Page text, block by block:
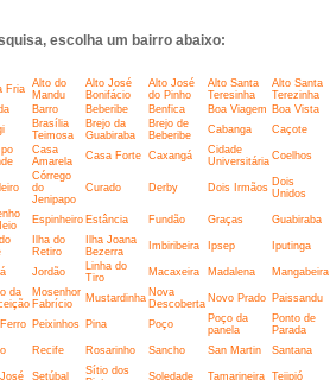
escolha um bairro abaixo:
Fria
Alto do
Mandu
Alto José
Bonifácio
Alto José
do Pinho
Alto Santa
Teresinha
Alto Santa
Terezinha
Barro Beberibe Benfica Boa Viagem Boa Vista
Brasília
Teimosa
Brejo da
Guabiraba
Brejo de
Beberibe
Cabanga Caçote
Casa
Amarela
Casa Forte Caxangá
Cidade
Universitária Coelhos
Córrego
do
Jenipapo
Curado Derby Dois Irmãos Dois
Unidos
Espinheiro Estância Fundão Graças Guabiraba
Ilha do
Retiro
Ilha Joana
Bezerra
Imbiribeira Ipsep Iputinga
Jordão
Linha do
Tiro
Macaxeira Madalena Mangabeira
da
Mosenhor
Fabrício
Mustardinha Nova
Descoberta Novo Prado Paissandu
Peixinhos Pina Poço
Poço da
panela
Ponto de
Parada
Recife Rosarinho Sancho San Martin
Santana
Setúbal
Sítio dos
Soledade Tamarineira Tejipió